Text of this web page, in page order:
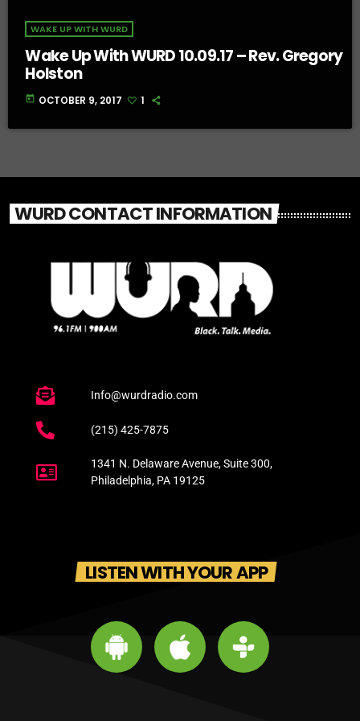
WAKE UP WITH WURD
Wake Up With WURD 10.09.17 – Rev. Gregory
Holston
today OCTOBER 9, 2017 1
WURD CONTACT INFORMATION
Info@wurdradio.com
(215) 425-7875
1341 N. Delaware Avenue, Suite 300,
Philadelphia, PA 19125
LISTEN WITH YOUR APP